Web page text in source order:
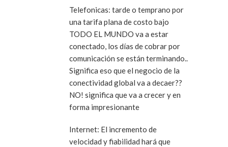
Telefonicas: tarde o temprano por
una tarifa plana de costo bajo
TODO EL MUNDO va a estar
conectado, los días de cobrar por
comunicación se están terminando..
Significa eso que el negocio de la
conectividad global va a decaer??
NO! significa que va a crecer y en
forma impresionante
Internet: El incremento de
velocidad y fiabilidad hará que